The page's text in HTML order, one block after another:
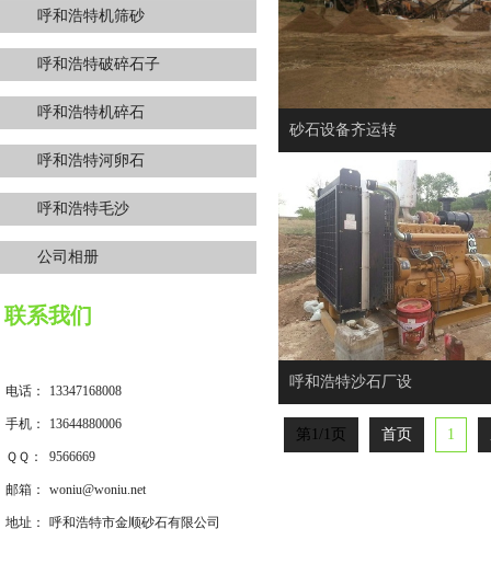
呼和浩特机筛砂
呼和浩特破碎石子
呼和浩特机碎石
呼和浩特河卵石
呼和浩特毛沙
公司相册
联系我们
电话： 13347168008
手机： 13644880006
ＱＱ： 9566669
邮箱： woniu@woniu.net
地址： 呼和浩特市金顺砂石有限公司
砂石设备齐运转
呼和浩特沙石厂设
第1/1页 首页 1